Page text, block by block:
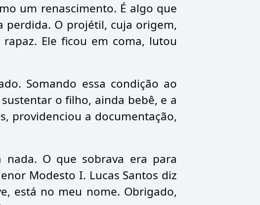
um renascimento. É algo que
perdida. O projétil, cuja origem,
Ele ficou em coma, lutou
Somando essa condição ao
o filho, ainda bebê, e a
providenciou a documentação,
nada. O que sobrava era para
Modesto I. Lucas Santos diz
está no meu nome. Obrigado,